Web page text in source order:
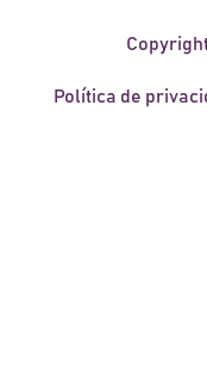
Política de